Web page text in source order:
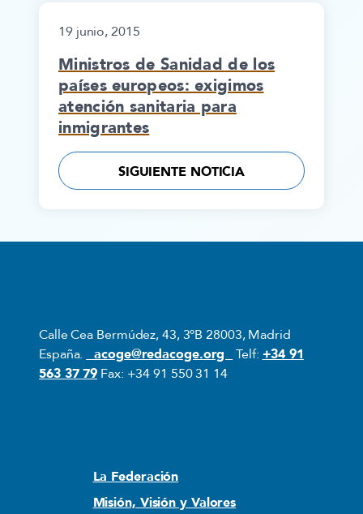
19 junio, 2015
Ministros de Sanidad de los
países europeos: exigimos
atención sanitaria para
inmigrantes
SIGUIENTE NOTICIA
Calle Cea Bermúdez, 43, 3ºB 28003, Madrid
España.
acoge@redacoge.org Telf: +34 91
563 37 79 Fax: +34 91 550 31 14
La Federación
Misión, Visión y Valores